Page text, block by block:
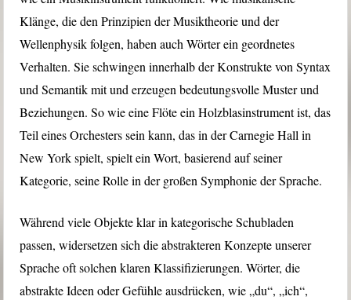
Klänge, die den Prinzipien der Musiktheorie und der
Wellenphysik folgen, haben auch Wörter ein geordnetes
Verhalten. Sie schwingen innerhalb der Konstrukte von Syntax
und Semantik mit und erzeugen bedeutungsvolle Muster und
Beziehungen. So wie eine Flöte ein Holzblasinstrument ist, das
Teil eines Orchesters sein kann, das in der Carnegie Hall in
New York spielt, spielt ein Wort, basierend auf seiner
Kategorie, seine Rolle in der großen Symphonie der Sprache.
Während viele Objekte klar in kategorische Schubladen
passen, widersetzen sich die abstrakteren Konzepte unserer
Sprache oft solchen klaren Klassifizierungen. Wörter, die
abstrakte Ideen oder Gefühle ausdrücken, wie „du“, „ich“,